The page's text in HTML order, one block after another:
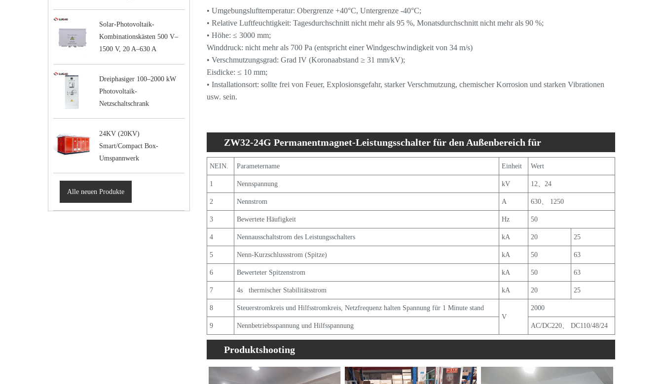
Solar-Photovoltaik-
Kombinationskästen 500 V–
1500 V, 20 A–630 A
Dreiphasiger 100–2000 kW
Photovoltaik-
Netzschaltschrank
24KV (20KV)
Smart/Compact Box-
Umspannwerk
Alle neuen Produkte
• Umgebungslufttemperatur: Obergrenze +40°C, Untergrenze -40°C;
• Relative Luftfeuchtigkeit: Tagesdurchschnitt nicht mehr als 95 %, Monatsdurchschnitt nicht mehr als 90 %;
• Höhe: ≤ 3000 mm;
Winddruck: nicht mehr als 700 Pa (entspricht einer Windgeschwindigkeit von 34 m/s)
• Verschmutzungsgrad: Grad IV (Koronaabstand ≥ 31 mm/kV);
Eisdicke: ≤ 10 mm;
• Installationsort: sollte frei von Feuer, Explosionsgefahr, starker Verschmutzung, chemischer Korrosion und starken Vibrationen
usw. sein.
ZW32-24G Permanentmagnet-Leistungsschalter für den Außenbereich für
Stromschutzspezifikationen
NEIN. Parametername Einheit Wert
1 Nennspannung kV 12、24
2 Nennstrom A 630、 1250
3 Bewertete Häufigkeit Hz 50
4 Nennausschaltstrom des Leistungsschalters kA 20 25
5 Nenn-Kurzschlussstrom (Spitze) kA 50 63
6 Bewerteter Spitzenstrom kA 50 63
7 4s thermischer Stabilitätsstrom kA 20 25
8
Steuerstromkreis und Hilfsstromkreis, Netzfrequenz halten Spannung für 1 Minute stand
V
2000
9 Nennbetriebsspannung und Hilfsspannung AC/DC220、 DC110/48/24
Produktshooting